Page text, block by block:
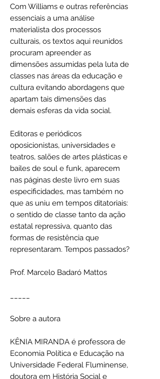
Com Williams e outras referências
essenciais a uma análise
materialista dos processos
culturais, os textos aqui reunidos
procuram apreender as
dimensões assumidas pela luta de
classes nas áreas da educação e
cultura evitando abordagens que
apartam tais dimensões das
demais esferas da vida social.
Editoras e periódicos
oposicionistas, universidades e
teatros, salões de artes plásticas e
bailes de soul e funk, aparecem
nas páginas deste livro em suas
especificidades, mas também no
que as uniu em tempos ditatoriais:
o sentido de classe tanto da ação
estatal repressiva, quanto das
formas de resistência que
representaram. Tempos passados?
Prof. Marcelo Badaró Mattos
Sobre a autora
KÊNIA MIRANDA é professora de
Economia Política e Educação na
Universidade Federal Fluminense,
doutora em História Social e